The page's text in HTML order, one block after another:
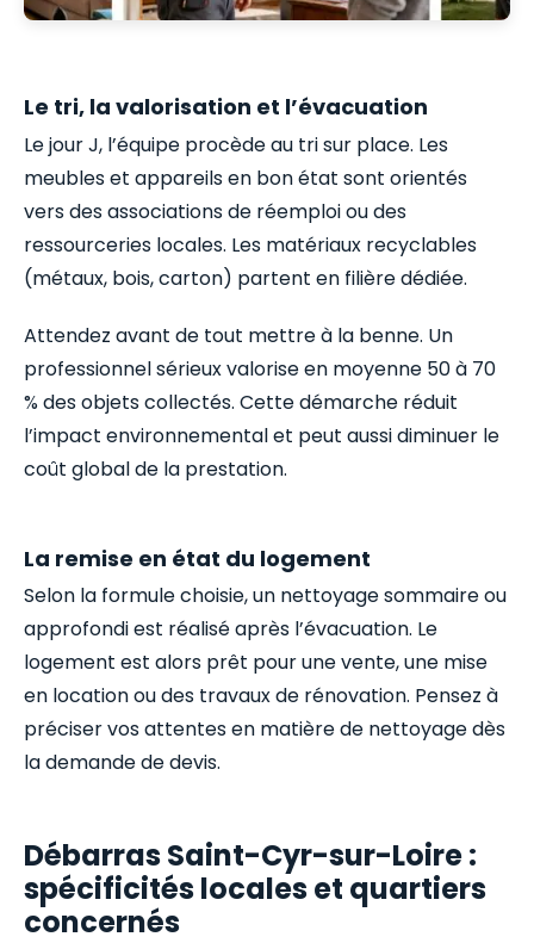
Le tri, la valorisation et l’évacuation
Le jour J, l’équipe procède au tri sur place. Les
meubles et appareils en bon état sont orientés
vers des associations de réemploi ou des
ressourceries locales. Les matériaux recyclables
(métaux, bois, carton) partent en filière dédiée.
Attendez avant de tout mettre à la benne. Un
professionnel sérieux valorise en moyenne 50 à 70
% des objets collectés. Cette démarche réduit
l’impact environnemental et peut aussi diminuer le
coût global de la prestation.
La remise en état du logement
Selon la formule choisie, un nettoyage sommaire ou
approfondi est réalisé après l’évacuation. Le
logement est alors prêt pour une vente, une mise
en location ou des travaux de rénovation. Pensez à
préciser vos attentes en matière de nettoyage dès
la demande de devis.
Débarras Saint-Cyr-sur-Loire :
spécificités locales et quartiers
concernés